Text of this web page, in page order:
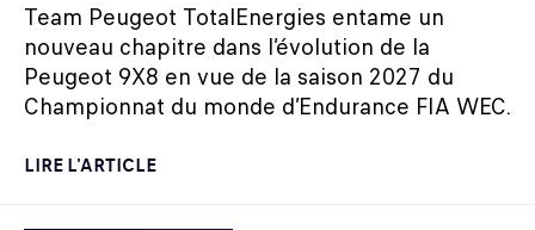
Team Peugeot TotalEnergies entame un
nouveau chapitre dans l’évolution de la
Peugeot 9X8 en vue de la saison 2027 du
Championnat du monde d’Endurance FIA WEC.
LIRE L'ARTICLE